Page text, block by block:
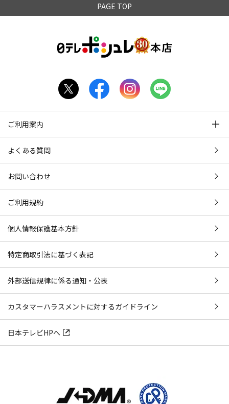
PAGE TOP
ご利用案内
よくある質問
お問い合わせ
ご利用規約
個人情報保護基本方針
特定商取引法に基づく表記
外部送信規律に係る通知・公表
カスタマーハラスメントに対するガイドライン
日本テレビHPへ